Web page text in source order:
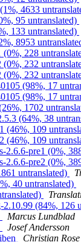
4633
95 untranslated)
133 untranslated)
8953
228
232
232
(98%, 17
(98%, 17
1702
(64%, 38
(46%, 109
(46%, 109
2.6.6-pre1 (0%,
2.6.6-pre2 (0%,
untranslated)
40 untranslated)
(84%, 126
Marcus Lundblad
Josef Andersson
Christian Rose